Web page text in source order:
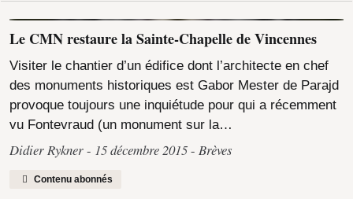
Le CMN restaure la Sainte-Chapelle de Vincennes
Visiter le chantier d’un édifice dont l’architecte en chef
des monuments historiques est Gabor Mester de Parajd
provoque toujours une inquiétude pour qui a récemment
vu Fontevraud (un monument sur la…
Didier Rykner 15 décembre 2015 Brèves
Contenu abonnés